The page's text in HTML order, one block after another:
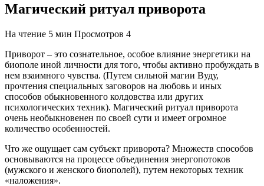
Магический ритуал приворота
На чтение 5 мин Просмотров 4
Приворот – это сознательное, особое влияние энергетики на
биополе иной личности для того, чтобы активно пробуждать в
нем взаимного чувства. (Путем сильной магии Вуду,
прочтения специальных заговоров на любовь и иных
способов обыкновенного колдовства или других
психологических техник). Магический ритуал приворота
очень необыкновенен по своей сути и имеет огромное
количество особенностей.
Что же ощущает сам субъект приворота? Множеств способов
основываются на процессе объединения энергопотоков
(мужского и женского биополей), путем некоторых техник
«наложения».